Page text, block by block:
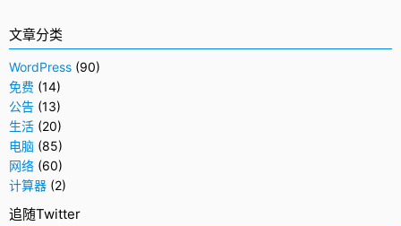
文章分类
WordPress (90)
免费 (14)
公告 (13)
生活 (20)
电脑 (85)
网络 (60)
计算器 (2)
追随Twitter